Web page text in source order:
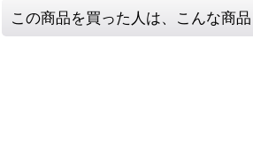
この商品を買った人は、こんな商